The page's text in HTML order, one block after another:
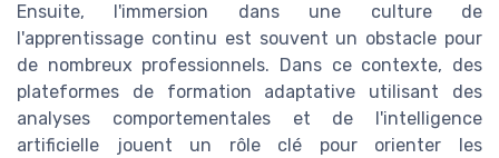
Ensuite, l'immersion dans une culture de
l'apprentissage continu est souvent un obstacle pour
de nombreux professionnels. Dans ce contexte, des
plateformes de formation adaptative utilisant des
analyses comportementales et de l'intelligence
artificielle jouent un rôle clé pour orienter les